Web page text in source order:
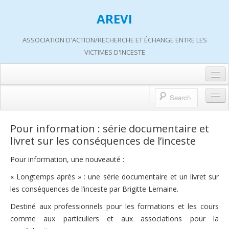
AREVI
ASSOCIATION D'ACTION/RECHERCHE ET ÉCHANGE ENTRE LES
VICTIMES D'INCESTE
A propos d’AREVI
Les groupes de paroles
S’informer
Adhérer
Nous soutenir
A propos d’AREVI
Qui sommes-nous ?
Historique de nos actions
Adhérer
Pour information : série documentaire et
livret sur les conséquences de l’inceste
Pour information, une nouveauté :
« Longtemps après » : une série documentaire et un livret sur
les conséquences de l’inceste par Brigitte Lemaine.
Destiné aux professionnels pour les formations et les cours
comme aux particuliers et aux associations pour la